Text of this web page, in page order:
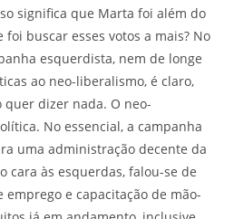
significa que Marta foi além do
buscar esses votos a mais? No
esquerdista, nem de longe
ao neo-liberalismo, é claro,
quer dizer nada. O neo-
No essencial, a campanha
uma administração decente da
cara às esquerdas, falou-se de
emprego e capacitação de mão-